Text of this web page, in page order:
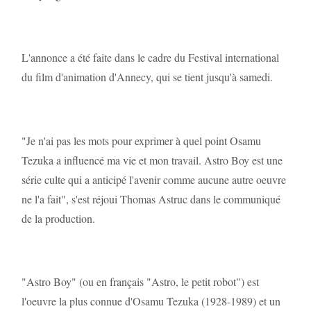
L'annonce a été faite dans le cadre du Festival international
du film d'animation d'Annecy, qui se tient jusqu'à samedi.
"Je n'ai pas les mots pour exprimer à quel point Osamu
Tezuka a influencé ma vie et mon travail. Astro Boy est une
série culte qui a anticipé l'avenir comme aucune autre oeuvre
ne l'a fait", s'est réjoui Thomas Astruc dans le communiqué
de la production.
"Astro Boy" (ou en français "Astro, le petit robot") est
l'oeuvre la plus connue d'Osamu Tezuka (1928-1989) et un